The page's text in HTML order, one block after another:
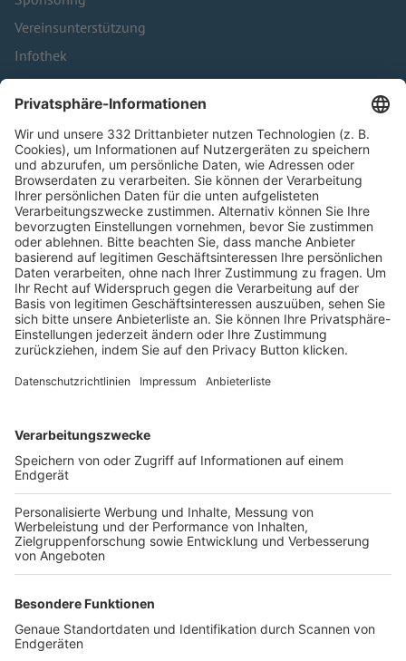
Vereinsunterstützung
Infothek
Kontakt
HÄUFIG BESUCHTE SEITEN
Pässe und Vereinswechsel
Trainerausbildung
Schulungsangebot Vereinsmitarbeiter
BFV-Geschäftsstellen
Trainerbörse
Login SpielPlus
FOLGE DEM BFV
TOP-VEREINE
TOP-PARTNER